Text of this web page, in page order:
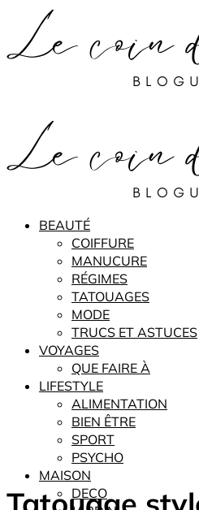
BEAUTÉ
COIFFURE
MANUCURE
RÉGIMES
TATOUAGES
MODE
TRUCS ET ASTUCES
VOYAGES
QUE FAIRE À
LIFESTYLE
ALIMENTATION
BIEN ÊTRE
SPORT
PSYCHO
MAISON
DECO